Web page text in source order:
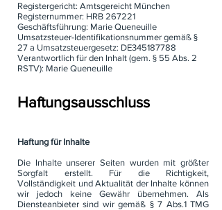
Registergericht: Amtsgereicht München
Registernummer: HRB 267221
Geschäftsführung: Marie Queneuille
Umsatzsteuer-Identifikationsnummer gemäß §
27 a Umsatzsteuergesetz: DE345187788
Verantwortlich für den Inhalt (gem. § 55 Abs. 2
RSTV): Marie Queneuille
Haftungsausschluss
Haftung für Inhalte
Die Inhalte unserer Seiten wurden mit größter
Sorgfalt erstellt. Für die Richtigkeit,
Vollständigkeit und Aktualität der Inhalte können
wir jedoch keine Gewähr übernehmen. Als
Diensteanbieter sind wir gemäß § 7 Abs.1 TMG